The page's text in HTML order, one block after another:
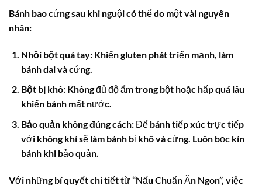
Bánh bao cứng sau khi nguội có thể do một vài nguyên
nhân:
Nhồi bột quá tay:Khiến gluten phát triển mạnh, làm
bánh dai và cứng.
Bột bị khô:Không đủ độ ẩm trong bột hoặc hấp quá lâu
khiến bánh mất nước.
Bảo quản không đúng cách:Để bánh tiếp xúc trực tiếp
với không khí sẽ làm bánh bị khô và cứng. Luôn bọc kín
bánh khi bảo quản.
Với những bí quyết chi tiết từ “Nấu Chuẩn Ăn Ngon”, việc